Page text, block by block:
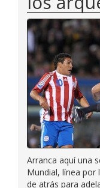
Arranca aquí una
Mundial, línea por
de atrás para